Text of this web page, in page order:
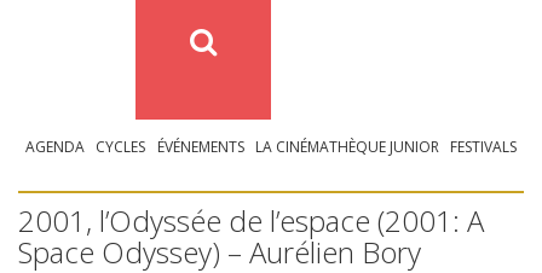
AGENDA CYCLES ÉVÉNEMENTS LA CINÉMATHÈQUE JUNIOR FESTIVALS
2001, l’Odyssée de l’espace (2001: A
Space Odyssey) – Aurélien Bory